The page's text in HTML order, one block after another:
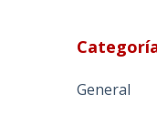
General